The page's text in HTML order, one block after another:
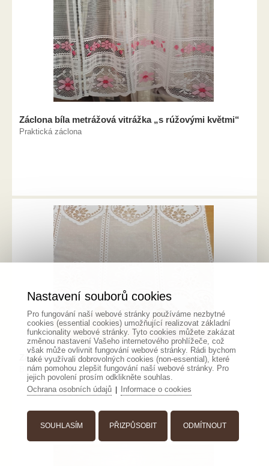
Záclona bíla metrážová vitrážka „s rúžovými květmi“
Praktická záclona
Záclona metrážová žakarová "srdiečko 1diel:15cm"
Bíla žakarová záclona se srdíčkový vzorem
Nastavení souborů cookies
Pro fungování naší webové stránky používáme nezbytné
cookies (essential cookies) umožňující realizovat základní
funkcionality webové stránky. Tyto cookies můžete zakázat
změnou nastavení Vašeho internetového prohlížeče, což
však může ovlivnit fungování webové stránky. Rádi bychom
také využívali dobrovolných cookies (non-essential), které
nám pomohou zlepšit fungování naší webové stránky. Pro
jejich povolení prosím odklikněte souhlas.
Ochrana osobních údajů| Informace o cookies
SOUHLASÍM PŘIZPŮSOBIT ODMÍTNOUT